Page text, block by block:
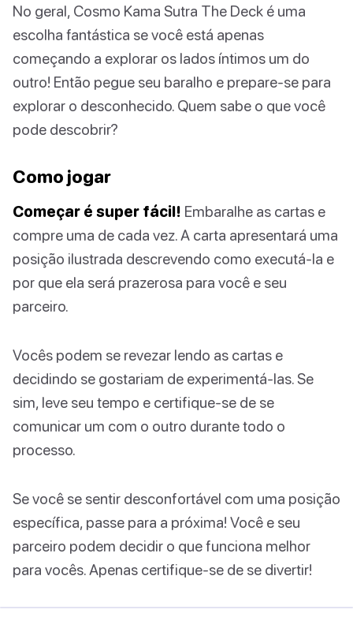
No geral, Cosmo Kama Sutra The Deck é uma
escolha fantástica se você está apenas
começando a explorar os lados íntimos um do
outro! Então pegue seu baralho e prepare-se para
explorar o desconhecido. Quem sabe o que você
pode descobrir?
Como jogar
Começar é super fácil! Embaralhe as cartas e
compre uma de cada vez. A carta apresentará uma
posição ilustrada descrevendo como executá-la e
por que ela será prazerosa para você e seu
parceiro.
Vocês podem se revezar lendo as cartas e
decidindo se gostariam de experimentá-las. Se
sim, leve seu tempo e certifique-se de se
comunicar um com o outro durante todo o
processo.
Se você se sentir desconfortável com uma posição
específica, passe para a próxima! Você e seu
parceiro podem decidir o que funciona melhor
para vocês. Apenas certifique-se de se divertir!